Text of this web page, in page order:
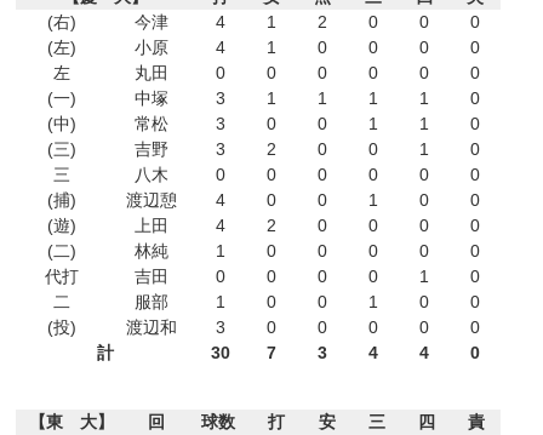
(右)
今津 4 1 2 0 0
0
(左)
小原 4 1 0 0 0
0
左
丸田 0 0 0 0 0
0
(一)
中塚 3 1 1 1 1
0
(中)
常松 3 0 0 1 1
0
(三)
吉野 3 2 0 0 1
0
三
八木 0 0 0 0 0
0
(捕)
渡辺憩 4 0 0 1 0
0
(遊)
上田 4 2 0 0 0
0
(二)
林純 1 0 0 0 0
0
代打
吉田 0 0 0 0 1
0
二
服部 1 0 0 1 0
0
(投)
渡辺和 3 0 0 0 0
0
計
30 7 3 4 4 0
【東 大】 回 球数 打 安 三 四
責